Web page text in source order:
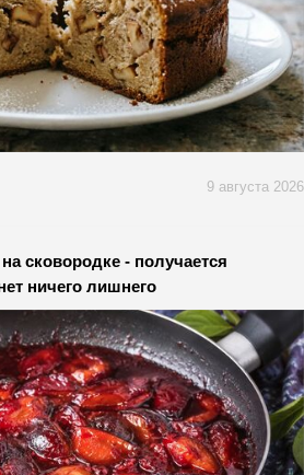
9 августа 2026
сковородке - получается
ничего лишнего